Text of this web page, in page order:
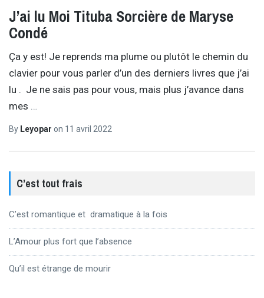
J’ai lu Moi Tituba Sorcière de Maryse
Condé
Ça y est! Je reprends ma plume ou plutôt le chemin du
clavier pour vous parler d’un des derniers livres que j’ai
lu . Je ne sais pas pour vous, mais plus j’avance dans
mes …
By Leyopar on 11 avril 2022
C’est tout frais
C’est romantique et dramatique à la fois
L’Amour plus fort que l’absence
Qu’il est étrange de mourir